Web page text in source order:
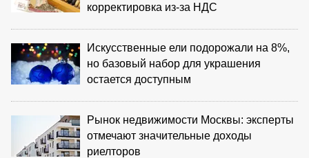
корректировка из‑за НДС
Искусственные ели подорожали на 8%,
но базовый набор для украшения
остается доступным
Рынок недвижимости Москвы: эксперты
отмечают значительные доходы
риелторов